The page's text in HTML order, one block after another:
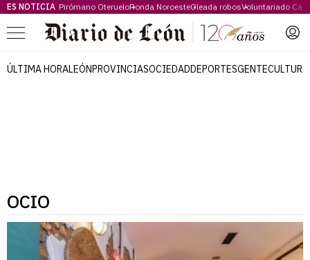
ES NOTICIA Pirómano OterueloRonda NoroesteOleada robosVoluntariado
Menú
ÚLTIMA HORALEÓNPROVINCIASOCIEDADDEPORTESGENTECULTURA
OCIO